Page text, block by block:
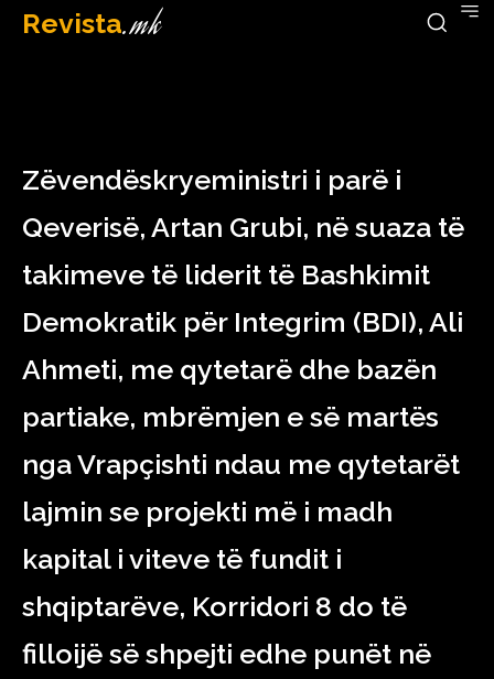
Revista.mk
January 31, 2023
Zëvendëskryeministri i parë i
Qeverisë, Artan Grubi, në suaza të
takimeve të liderit të Bashkimit
Demokratik për Integrim (BDI), Ali
Ahmeti, me qytetarë dhe bazën
partiake, mbrëmjen e së martës
nga Vrapçishti ndau me qytetarët
lajmin se projekti më i madh
kapital i viteve të fundit i
shqiptarëve, Korridori 8 do të
filloijë së shpejti edhe punët në